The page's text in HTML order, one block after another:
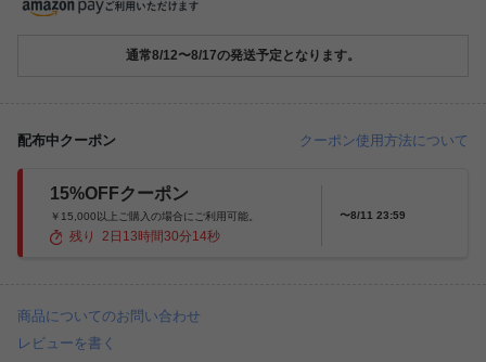
通常8/12〜8/17の発送予定となります。
配布中クーポン クーポン使用方法について
15%OFFクーポン
￥15,000以上ご購入の場合にご利用可能。
残り 2 日 13 時間30分13秒
〜8/11 23:59
商品についてのお問い合わせ
レビューを書く